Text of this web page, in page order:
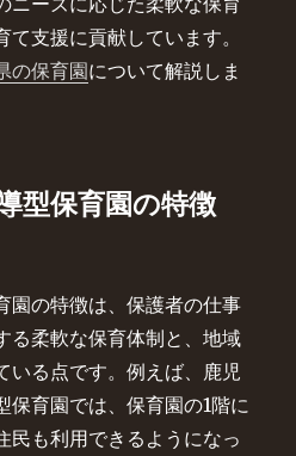
支援に貢献しています。
の保育園について解説しま
型保育園の特徴
園の特徴は、保護者の仕事
る柔軟な保育体制と、地域
いる点です。例えば、鹿児
保育園では、保育園の1階に
民も利用できるようになっ